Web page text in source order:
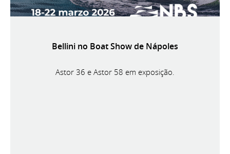
Bellini no Boat Show de Nápoles
Astor 36 e Astor 58 em exposição.